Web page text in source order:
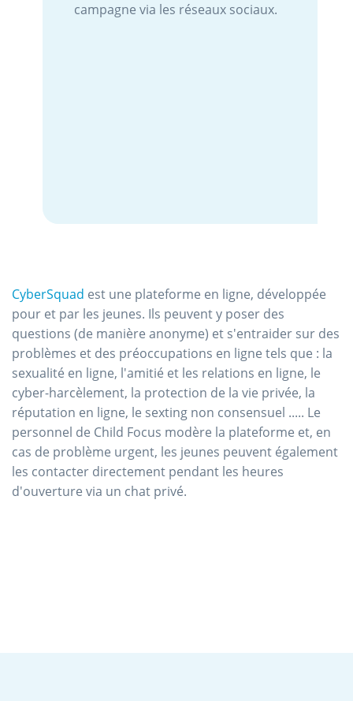
campagne via les réseaux sociaux.
CyberSquad est une plateforme en ligne, développée
pour et par les jeunes. Ils peuvent y poser des
questions (de manière anonyme) et s'entraider sur des
problèmes et des préoccupations en ligne tels que : la
sexualité en ligne, l'amitié et les relations en ligne, le
cyber-harcèlement, la protection de la vie privée, la
réputation en ligne, le sexting non consensuel ..... Le
personnel de Child Focus modère la plateforme et, en
cas de problème urgent, les jeunes peuvent également
les contacter directement pendant les heures
d'ouverture via un chat privé.